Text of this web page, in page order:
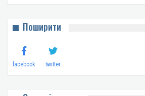
Поширити
facebook twitter